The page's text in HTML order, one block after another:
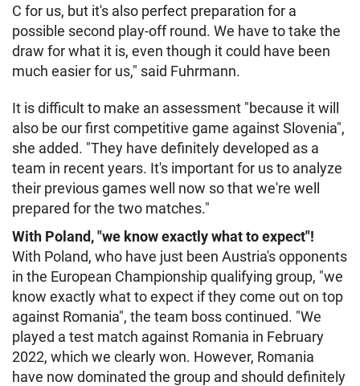
C for us, but it's also perfect preparation for a
possible second play-off round. We have to take the
draw for what it is, even though it could have been
much easier for us," said Fuhrmann.
It is difficult to make an assessment "because it will
also be our first competitive game against Slovenia",
she added. "They have definitely developed as a
team in recent years. It's important for us to analyze
their previous games well now so that we're well
prepared for the two matches."
With Poland, "we know exactly what to expect"!
With Poland, who have just been Austria's opponents
in the European Championship qualifying group, "we
know exactly what to expect if they come out on top
against Romania", the team boss continued. "We
played a test match against Romania in February
2022, which we clearly won. However, Romania
have now dominated the group and should definitely